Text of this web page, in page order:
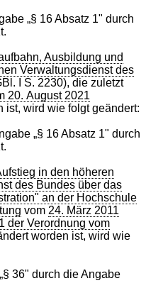
„§ 16 Absatz 1" durch
Ausbildung und
Verwaltungsdienst des
I S. 2230), die zuletzt
20. August 2021
ist, wird wie folgt geändert:
„§ 16 Absatz 1" durch
in den höheren
des Bundes über das
an der Hochschule
vom 24. März 2011
der Verordnung vom
worden ist, wird wie
36" durch die Angabe